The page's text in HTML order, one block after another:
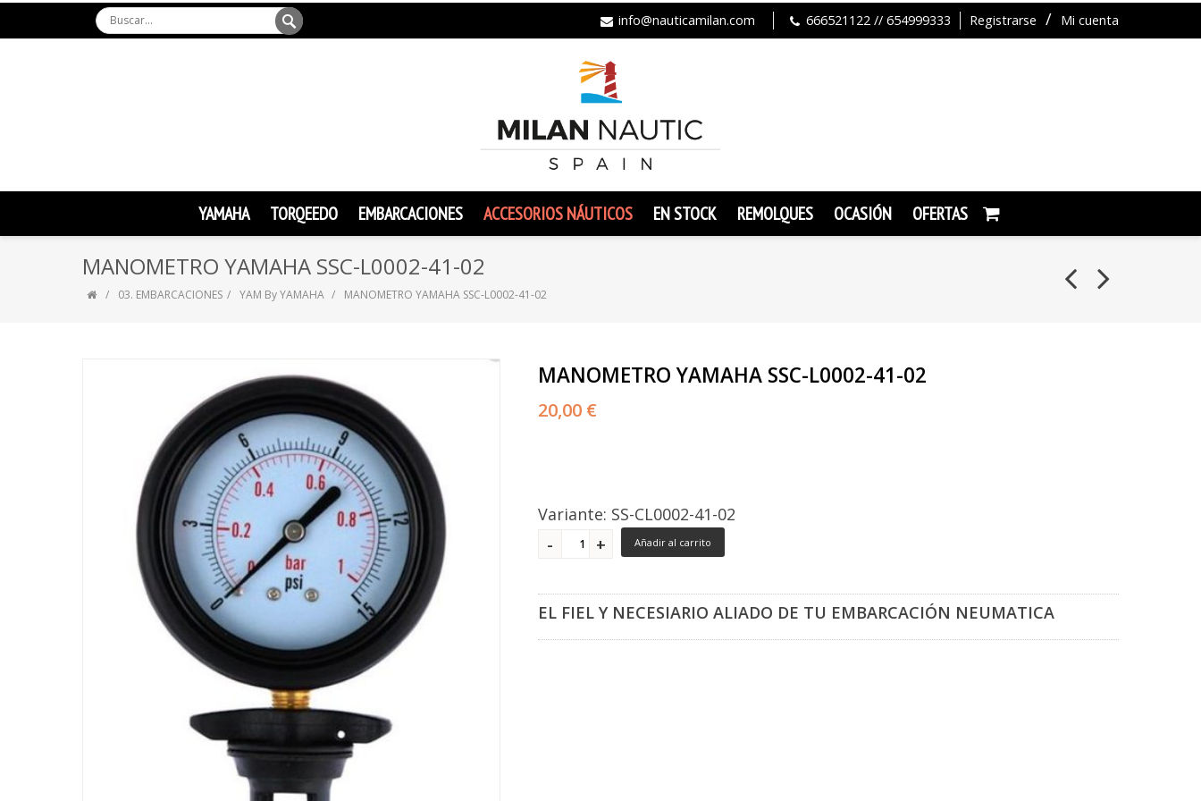
Registrarse Mi cuenta
info@nauticamilan.com 666521122 // 654999333
YAMAHA TORQEEDO EMBARCACIONES ACCESORIOS NÁUTICOS EN STOCK REMOLQUES OCASIÓN OFERTAS
MANOMETRO YAMAHA SSC-L0002-41-02
03. EMBARCACIONES YAM By YAMAHA MANOMETRO YAMAHA SSC-L0002-41-02
MANOMETRO YAMAHA SSC-L0002-41-02
20,00 €
Variante: SS-CL0002-41-02
Añadir al carrito
EL FIEL Y NECESIARIO ALIADO DE TU EMBARCACIÓN NEUMATICA